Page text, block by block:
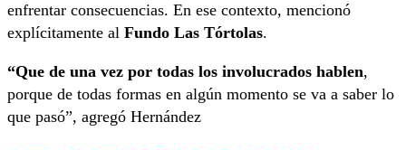
enfrentar consecuencias. En ese contexto, mencionó
explícitamente al Fundo Las Tórtolas.
“Que de una vez por todas los involucrados hablen,
porque de todas formas en algún momento se va a saber lo
que pasó”, agregó Hernández